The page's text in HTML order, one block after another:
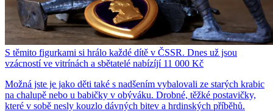
S těmito figurkami si hrálo každé dítě v ČSSR. Dnes už jsou
vzácností ve vitrínách a sbětatelé nabízíjí 11 000 Kč
Možná jste je jako děti také s nadšením vybalovali ze starých krabic
na chalupě nebo u babičky v obýváku. Drobné, těžké postavičky,
které v sobě nesly kouzlo dávných bitev a hrdinských příběhů.